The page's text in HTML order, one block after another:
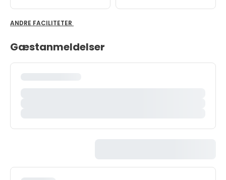
ANDRE FACILITETER
Gæstanmeldelser